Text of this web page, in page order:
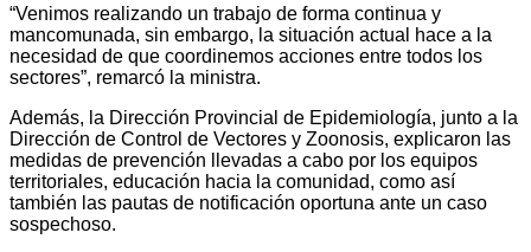
“Venimos realizando un trabajo de forma continua y
mancomunada, sin embargo, la situación actual hace a la
necesidad de que coordinemos acciones entre todos los
sectores”, remarcó la ministra.
Además, la Dirección Provincial de Epidemiología, junto a la
Dirección de Control de Vectores y Zoonosis, explicaron las
medidas de prevención llevadas a cabo por los equipos
territoriales, educación hacia la comunidad, como así
también las pautas de notificación oportuna ante un caso
sospechoso.